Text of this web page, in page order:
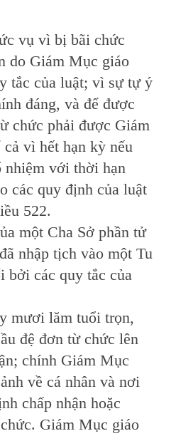
vụ vì bị bãi chức
do Giám Mục giáo
tắc của luật; vì sự tự ý
đáng, và để được
chức phải được Giám
vì hết hạn kỳ nếu
nhiệm với thời hạn
các quy định của luật
522.
một Cha Sở phần tử
nhập tịch vào một Tu
bởi các quy tắc của
mươi lăm tuổi trọn,
đệ đơn từ chức lên
chính Giám Mục
về cá nhân và nơi
chấp nhận hoặc
Giám Mục giáo